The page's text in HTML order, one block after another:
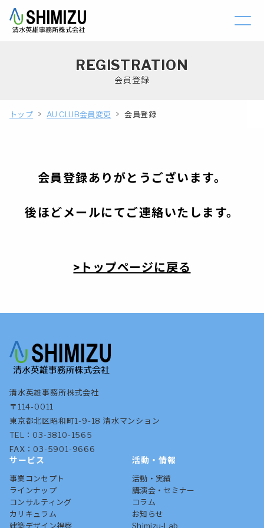
REGISTRATION
会員登録
トップ AU CLUB会員変更 会員登録
会員登録ありがとうございます。
後ほどメールにてご連絡いたします。
>トップページに戻る
清水英雄事務所株式会社
〒114-0011
東京都北区昭和町1-9-18 清水マンション
TEL：03-3810-1565
FAX：03-5901-9666
サービス
事業コンセプト
ラインナップ
コンサルティング
カリキュラム
建築デザイン視察
活動・情報
活動・実績
講演会・セミナー
コラム
お知らせ
Shimizu-Lab